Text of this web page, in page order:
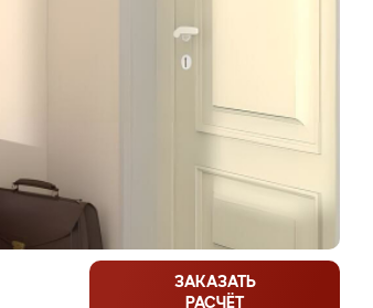
ЗАКАЗАТЬ
РАСЧЁТ